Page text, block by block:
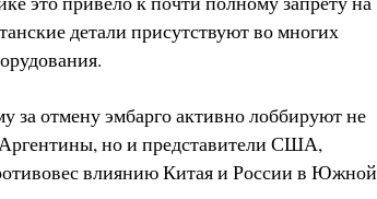
детали присутствуют во многих
за отмену эмбарго активно лоббируют не
но и представители США,
влиянию Китая и России в Южной